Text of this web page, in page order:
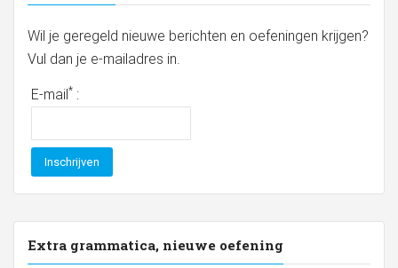
Wil je geregeld nieuwe berichten en oefeningen krijgen?
Vul dan je e-mailadres in.
E-mail* :
Extra grammatica, nieuwe oefening